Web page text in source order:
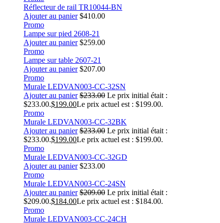
Réflecteur de rail TR10044-BN
Ajouter au panier $410.00
Promo
Lampe sur pied 2608-21
Ajouter au panier $259.00
Promo
Lampe sur table 2607-21
Ajouter au panier $207.00
Promo
Murale LEDVAN003-CC-32SN
Ajouter au panier $233.00 Le prix initial était :
$233.00.$199.00Le prix actuel est : $199.00.
Promo
Murale LEDVAN003-CC-32BK
Ajouter au panier $233.00 Le prix initial était :
$233.00.$199.00Le prix actuel est : $199.00.
Promo
Murale LEDVAN003-CC-32GD
Ajouter au panier $233.00
Promo
Murale LEDVAN003-CC-24SN
Ajouter au panier $209.00 Le prix initial était :
$209.00.$184.00Le prix actuel est : $184.00.
Promo
Murale LEDVAN003-CC-24CH